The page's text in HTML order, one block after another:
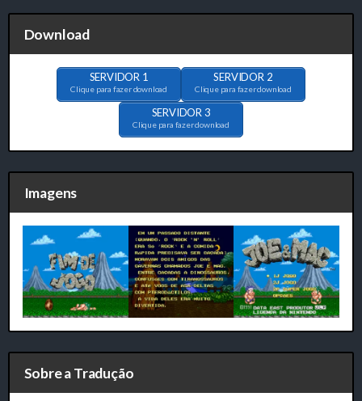
Download
SERVIDOR 1
Clique para fazer download
SERVIDOR 2
Clique para fazer download
SERVIDOR 3
Clique para fazer download
Imagens
Sobre a Tradução